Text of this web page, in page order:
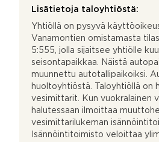
Lisätietoja taloyhtiöstä:
Yhtiöllä on pysyvä
Vanamontien omistamasta
5:555, jolla sijaitsee yhtiölle
seisontapaikkaa. Näistä
muunnettu autotallipaikoiksi.
huoltoyhtiöstä. Taloyhtiöllä on
vesimittarit. Kun vuokralainen
halutessaan ilmoittaa
vesimittarilukeman
Isännöintitoimisto veloittaa